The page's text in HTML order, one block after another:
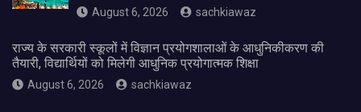
August 6, 2026 sachkiawaz
राज्य के सरकारी स्कूलों में विज्ञान प्रयोगशालाओं के आधुनिकीकरण की
तैयारी, विद्यार्थियों को मिलेगी आधुनिक प्रयोगात्मक शिक्षा
August 6, 2026 sachkiawaz